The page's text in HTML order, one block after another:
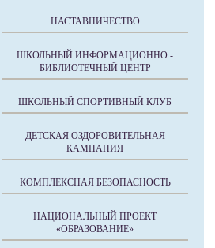
НАСТАВНИЧЕСТВО
ШКОЛЬНЫЙ ИНФОРМАЦИОННО -
БИБЛИОТЕЧНЫЙ ЦЕНТР
ШКОЛЬНЫЙ СПОРТИВНЫЙ КЛУБ
ДЕТСКАЯ ОЗДОРОВИТЕЛЬНАЯ
КАМПАНИЯ
КОМПЛЕКСНАЯ БЕЗОПАСНОСТЬ
НАЦИОНАЛЬНЫЙ ПРОЕКТ
«ОБРАЗОВАНИЕ»